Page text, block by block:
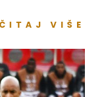
VIŠE